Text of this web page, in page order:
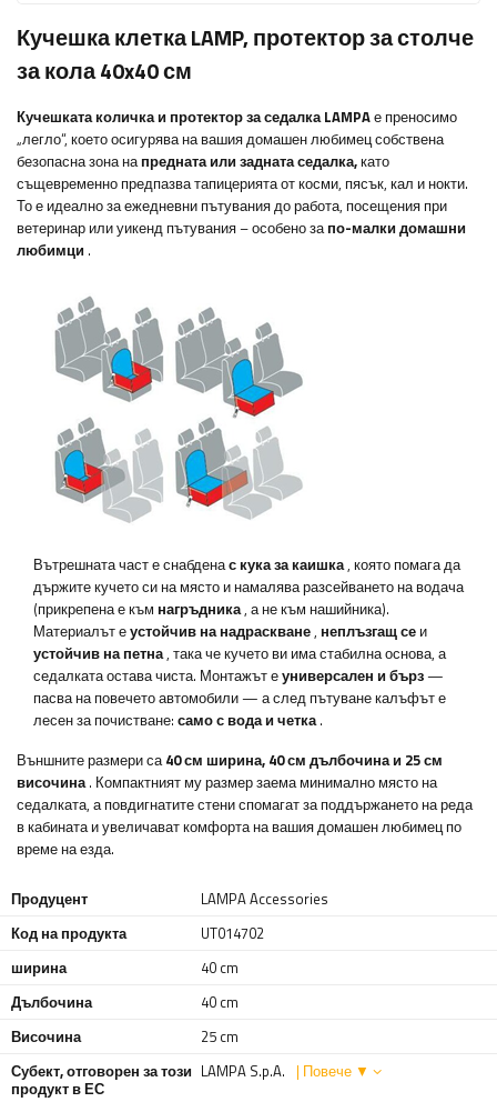
Кучешка клетка LAMP, протектор за столче
за кола 40x40 см
Кучешката количка и протектор за седалка LAMPAе преносимо
„легло“, което осигурява на вашия домашен любимец собствена
безопасна зона напредната или задната седалка,като
същевременно предпазва тапицерията от косми, пясък, кал и нокти.
То е идеално за ежедневни пътувания до работа, посещения при
ветеринар или уикенд пътувания – особено запо-малки домашни
любимци .
Вътрешната част е снабденас кука за каишка, която помага да
държите кучето си на място и намалява разсейването на водача
(прикрепена е към нагръдника, а не към нашийника).
Материалът еустойчив на надраскване, неплъзгащ се и
устойчив на петна, така че кучето ви има стабилна основа, а
седалката остава чиста. Монтажът еуниверсален и бърз—
пасва на повечето автомобили — а след пътуване калъфът е
лесен за почистване: само с вода и четка.
Външните размери са40 см ширина, 40 см дълбочина и 25 см
височина. Компактният му размер заема минимално място на
седалката, а повдигнатите стени спомагат за поддържането на реда
в кабината и увеличават комфорта на вашия домашен любимец по
време на езда.
Продуцент
LAMPA Accessories
Код на продукта
UT014702
ширина
40 cm
Дълбочина
40 cm
Височина
25 cm
Субект, отговорен за този
продукт в ЕС
LAMPA S.p.A. | Повече ▼